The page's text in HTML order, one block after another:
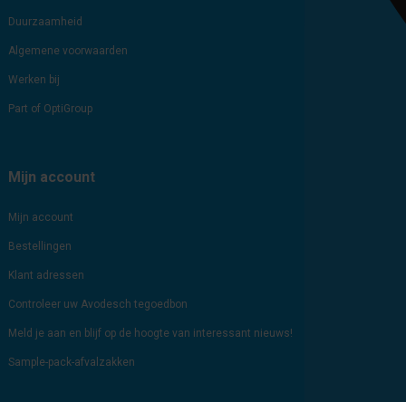
Duurzaamheid
Algemene voorwaarden
Werken bij
Part of OptiGroup
Mijn account
Mijn account
Bestellingen
Klant adressen
Controleer uw Avodesch tegoedbon
Meld je aan en blijf op de hoogte van interessant nieuws!
Sample-pack-afvalzakken